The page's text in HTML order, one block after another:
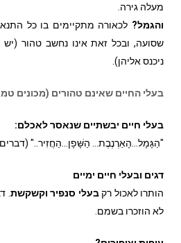
מעלה גירה.
והגמל? לכאורה מתקיימים בו כל
שסועה, ובכל זאת אינו נחשב טהור
ניכנס אליהן).
בעלי החיים שאינם טהורים (מכונים
בעלי חיים יבשתיים שנאסר לאכלם:
"הַגָּמָל…הָאַרְנֶבֶת… הַשָּׁפָן…הַחֲזִיר.." (דברים
דגים ובעלי חיים ימיים
הותרו לאכול רקבעלי סנפיר וקשקשת .
לא הוזכרו בשמם.